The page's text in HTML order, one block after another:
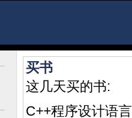
买书
这几天买的书:
C++程序设计语